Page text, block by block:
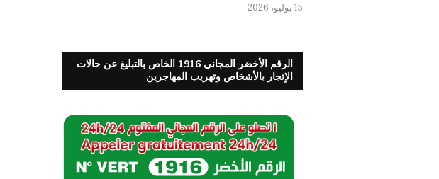
15 يوليو، 2026
الرقم الأخضر المجاني 1916 الخاص بالتبليغ عن حالات
الإتجار بالأشخاص وتهريب المهاجرين